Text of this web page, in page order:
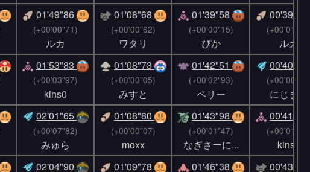
01'49"86
(+00'00"71)
ルカ
01'08"68
(+00'00"62)
ワタリ
01'39"58
(+00'00"15)
ぴか
00'39"96
ルカ
01'53"83
(+00'03"97)
kins0
01'08"73
(+00'00"05)
みすと
01'42"51
(+00'02"93)
ペリー
00'40"85
にじます
02'01"65
(+00'07"82)
みゅら
01'08"80
(+00'00"07)
moxx
01'43"98
(+00'01"47)
なぎさーに...
00'41"98
kins0
02'04"90 01'09"78 01'46"38 00'43"43